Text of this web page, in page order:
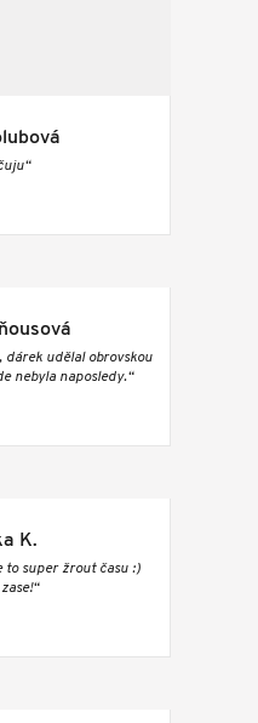
dárek udělal obrovskou
nebyla naposledy.“
K.
to super žrout času :)